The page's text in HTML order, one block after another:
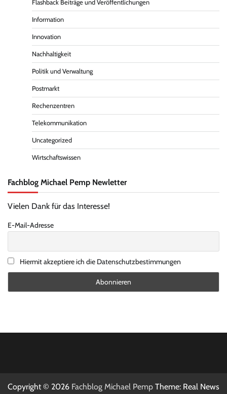
Flashback Beiträge und Veröffentlichungen
Information
Innovation
Nachhaltigkeit
Politik und Verwaltung
Postmarkt
Rechenzentren
Telekommunikation
Uncategorized
Wirtschaftswissen
Fachblog Michael Pemp Newletter
Vielen Dank für das Interesse!
E-Mail-Adresse
Hiermit akzeptiere ich die Datenschutzbestimmungen
Copyright © 2026 Fachblog Michael Pemp Theme: Real News